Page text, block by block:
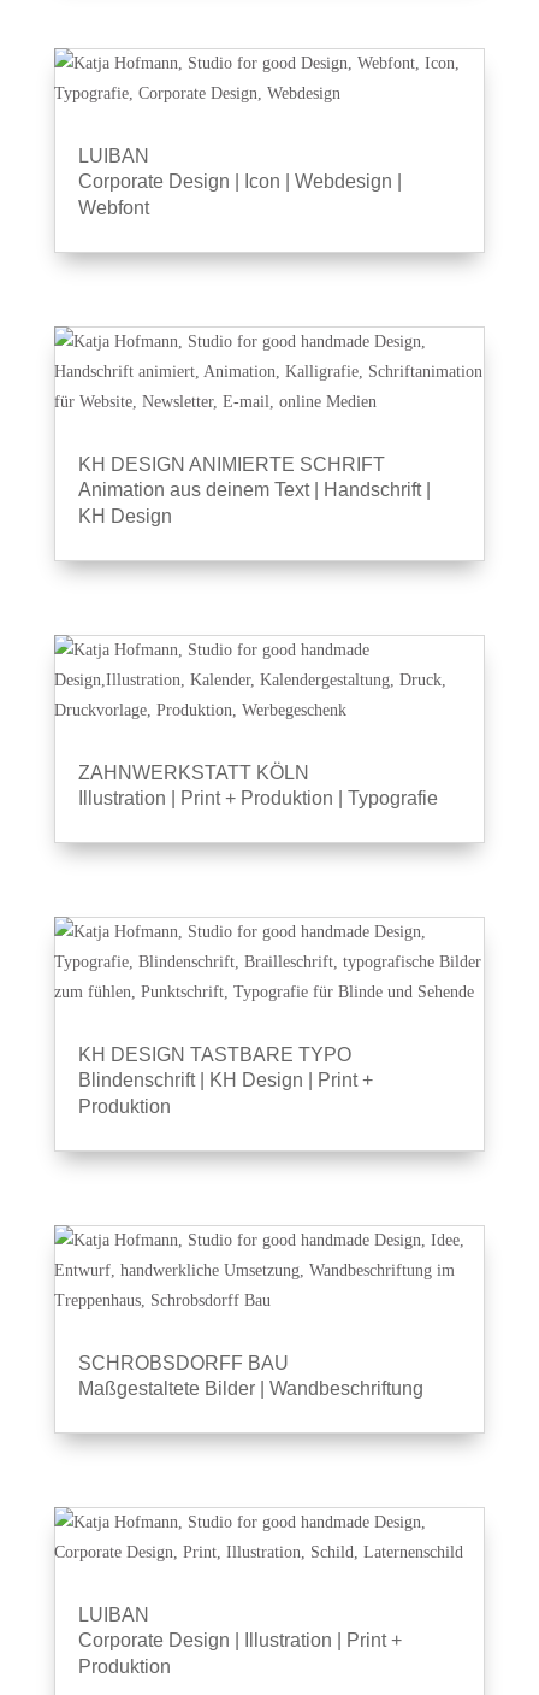
LUIBAN
Corporate Design
Icon Webdesign
Webfont
KH DESIGN ANIMIERTE SCHRIFT
Animation aus deinem Text| Handschrift|
KH Design
ZAHNWERKSTATT KÖLN
Illustration
Print + Produktion Typografie
KH DESIGN TASTBARE TYPO
Blindenschrift| KH Design
Print +
Produktion
SCHROBSDORFF BAU
Maßgestaltete Bilder| Wandbeschriftung
LUIBAN
Corporate Design
Illustration
Print +
Produktion